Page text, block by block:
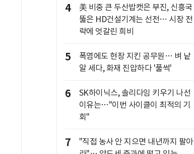
4
美 비중 큰 두산밥캣은 부진, 신흥국
뚫은 HD건설기계는 선전… 시장 전
략에 엇갈린 희비
5
폭염에도 현장 지킨 공무원… 벼 낱
알 세다, 화재 진압하다 '풀썩'
6
SK하이닉스, 솔리다임 키우기 나선
이유는…"이번 사이클이 최적의 기
회"
7
"직접 농사 안 지으면 내년까지 팔아